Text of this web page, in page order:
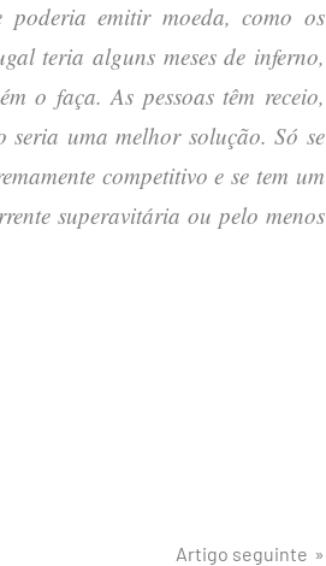
emitir moeda, como os
teria alguns meses de inferno,
o faça. As pessoas têm receio,
uma melhor solução. Só se
competitivo e se tem um
superavitária ou pelo menos
Artigo seguinte